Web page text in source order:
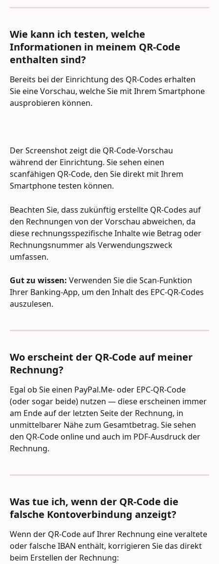
Wie kann ich testen, welche
Informationen in meinem QR-Code
enthalten sind?
Bereits bei der Einrichtung des QR-Codes erhalten
Sie eine Vorschau, welche Sie mit Ihrem Smartphone
ausprobieren können.
Der Screenshot zeigt die QR-Code-Vorschau
während der Einrichtung. Sie sehen einen
scanfähigen QR-Code, den Sie direkt mit Ihrem
Smartphone testen können.
Beachten Sie, dass zukünftig erstellte QR-Codes auf
den Rechnungen von der Vorschau abweichen, da
diese rechnungsspezifische Inhalte wie Betrag oder
Rechnungsnummer als Verwendungszweck
umfassen.
Gut zu wissen: Verwenden Sie die Scan-Funktion
Ihrer Banking-App, um den Inhalt des EPC-QR-Codes
auszulesen.
Wo erscheint der QR-Code auf meiner
Rechnung?
Egal ob Sie einen PayPal.Me- oder EPC-QR-Code
(oder sogar beide) nutzen — diese erscheinen immer
am Ende auf der letzten Seite der Rechnung, in
unmittelbarer Nähe zum Gesamtbetrag. Sie sehen
den QR-Code online und auch im PDF-Ausdruck der
Rechnung.
Was tue ich, wenn der QR-Code die
falsche Kontoverbindung anzeigt?
Wenn der QR-Code auf Ihrer Rechnung eine veraltete
oder falsche IBAN enthält, korrigieren Sie das direkt
beim Erstellen der Rechnung: